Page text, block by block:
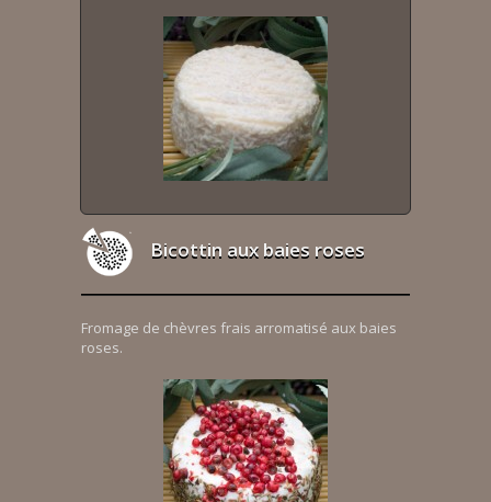
Bicottin aux baies roses
Fromage de chèvres frais arromatisé aux baies
roses.